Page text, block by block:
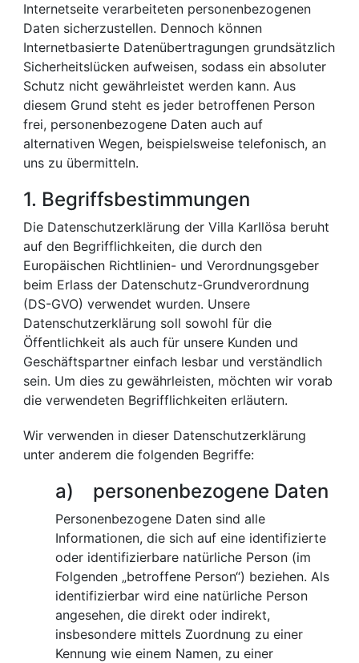
Internetseite verarbeiteten personenbezogenen
Daten sicherzustellen. Dennoch können
Internetbasierte Datenübertragungen grundsätzlich
Sicherheitslücken aufweisen, sodass ein absoluter
Schutz nicht gewährleistet werden kann. Aus
diesem Grund steht es jeder betroffenen Person
frei, personenbezogene Daten auch auf
alternativen Wegen, beispielsweise telefonisch, an
uns zu übermitteln.
1. Begriffsbestimmungen
Die Datenschutzerklärung der Villa Karllösa beruht
auf den Begrifflichkeiten, die durch den
Europäischen Richtlinien- und Verordnungsgeber
beim Erlass der Datenschutz-Grundverordnung
(DS-GVO) verwendet wurden. Unsere
Datenschutzerklärung soll sowohl für die
Öffentlichkeit als auch für unsere Kunden und
Geschäftspartner einfach lesbar und verständlich
sein. Um dies zu gewährleisten, möchten wir vorab
die verwendeten Begrifflichkeiten erläutern.
Wir verwenden in dieser Datenschutzerklärung
unter anderem die folgenden Begriffe:
a) personenbezogene Daten
Personenbezogene Daten sind alle
Informationen, die sich auf eine identifizierte
oder identifizierbare natürliche Person (im
Folgenden „betroffene Person“) beziehen. Als
identifizierbar wird eine natürliche Person
angesehen, die direkt oder indirekt,
insbesondere mittels Zuordnung zu einer
Kennung wie einem Namen, zu einer